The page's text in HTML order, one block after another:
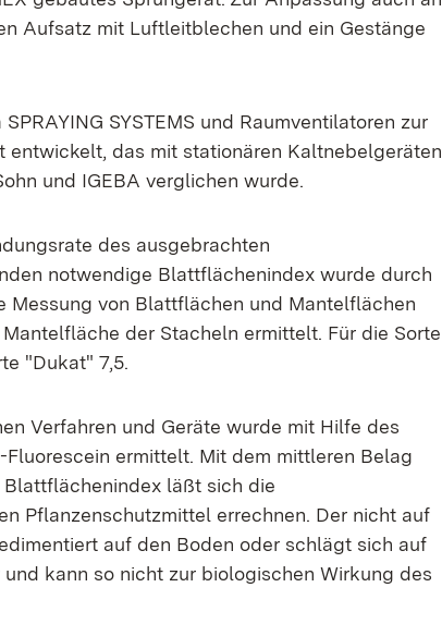
Aufsatz mit Luftleitblechen und ein Gestänge
SYSTEMS und Raumventilatoren zur
das mit stationären Kaltnebelgeräten
und IGEBA verglichen wurde.
des ausgebrachten
notwendige Blattflächenindex wurde durch
Messung von Blattflächen und Mantelflächen
der Stacheln ermittelt. Für die Sorte
"Dukat" 7,5.
Verfahren und Geräte wurde mit Hilfe des
ermittelt. Mit dem mittleren Belag
läßt sich die
Pflanzenschutzmittel errechnen. Der nicht auf
auf den Boden oder schlägt sich auf
kann so nicht zur biologischen Wirkung des